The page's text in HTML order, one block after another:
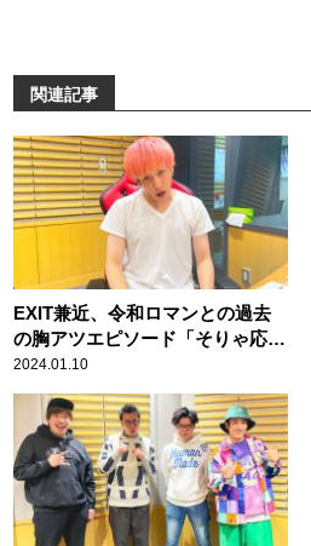
関連記事
EXIT兼近、令和ロマンとの過去
の胸アツエピソード「そりゃ応援
しますよ。あんなにアツいことが
あったら」
2024.01.10